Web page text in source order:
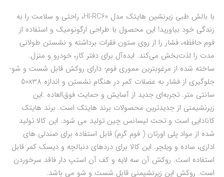
با بالش طبی زیرنشین هایتک مدل HI-RC60، راحتی و سلامت را به
زندگی خود بیاورید! این محصول با طراحی ارگونومیک و استفاده از
فوم حافظه، فشار را از روی ستون فقرات برداشته و نشستن طولانی
مدت را لذت‌بخش می‌کند. ایده‌آل برای دفتر کار، خودرو و منزل.
ساخته شده از مرغوبترین مموری فوم- دارای روکش قابل شست و شو-
جلوگیری از فشار به عضلات کمر در هنگام نشستن و اندازه 50x38
سانتی متر. تجربه‌ای جدید از آسایش و حمایت فوق‌العاده .این
زیرنشیمنی از جدیدترین محصولات برند هایتک است. برند هایتک
کانادایی است و تحت لیسانس چین تولید می شود. این کالا تولید
شده از مواد پلی اورتان ( فوم گرم) قابل استفاده برای صندلی های
اداری، ساده و ویلچر. این کالا برای دردهای دنبالچه و دیسک کمر قابل
استفاده است. روکش آن سه لایه و کف آن استپ دار فاقد سرخوردن
است. روکش این زیرنشیمنی قابل شست و شو می باشد.